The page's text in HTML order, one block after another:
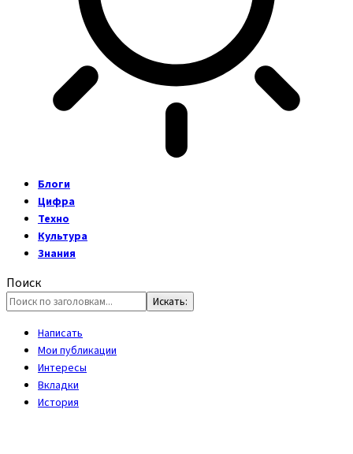
Блоги
Цифра
Техно
Культура
Знания
Поиск
Написать
Мои публикации
Интересы
Вкладки
История